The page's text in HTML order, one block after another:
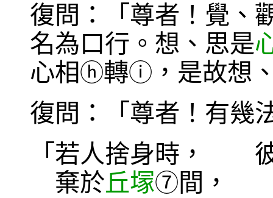
復問：「尊者！覺、
名為口行。想、思是
心相ⓗ轉ⓘ ，是故想
復問：「尊者！有幾
「若人捨身時，
棄於 丘塜⑦間，